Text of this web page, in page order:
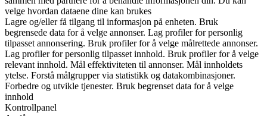
velge hvordan dataene dine kan brukes
Lagre og/eller få tilgang til informasjon på enheten. Bruk
begrensede data for å velge annonser. Lag profiler for personlig
tilpasset annonsering. Bruk profiler for å velge målrettede annonser.
Lag profiler for personlig tilpasset innhold. Bruk profiler for å velge
relevant innhold. Mål effektiviteten til annonser. Mål innholdets
ytelse. Forstå målgrupper via statistikk og datakombinasjoner.
Forbedre og utvikle tjenester. Bruk begrenset data for å velge
innhold
Kontrollpanel